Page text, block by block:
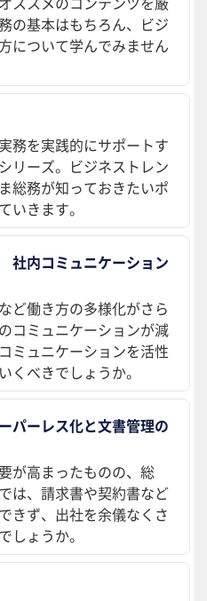
の基本はもちろん、ビジ
について学んでみません
務を実践的にサポートす
リーズ。ビジネストレン
総務が知っておきたいポ
いきます。
内コミュニケーション
ど働き方の多様化がさら
コミュニケーションが減
ミュニケーションを活性
くべきでしょうか。
パーレス化と文書管理の
が高まったものの、総
は、請求書や契約書など
きず、出社を余儀なくさ
しょうか。